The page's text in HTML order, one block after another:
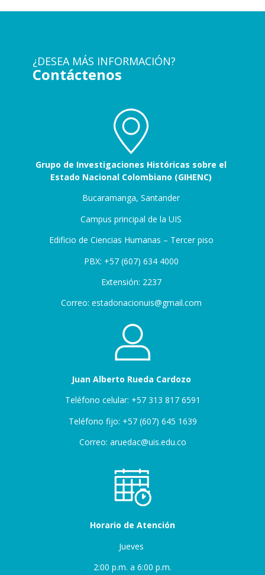
¿DESEA MÁS INFORMACIÓN?
Contáctenos
Grupo de Investigaciones Históricas sobre el
Estado Nacional Colombiano (GIHENC)
Bucaramanga, Santander
Campus principal de la UIS
Edificio de Ciencias Humanas – Tercer piso
PBX: +57 (607) 634 4000
Extensión: 2237
Correo: estadonacionuis@gmail.com
Juan Alberto Rueda Cardozo
Teléfono celular: +57 313 817 6591
Teléfono fijo: +57 (607) 645 1639
Correo: aruedac@uis.edu.co
Horario de Atención
Jueves
2:00 p.m. a 6:00 p.m.